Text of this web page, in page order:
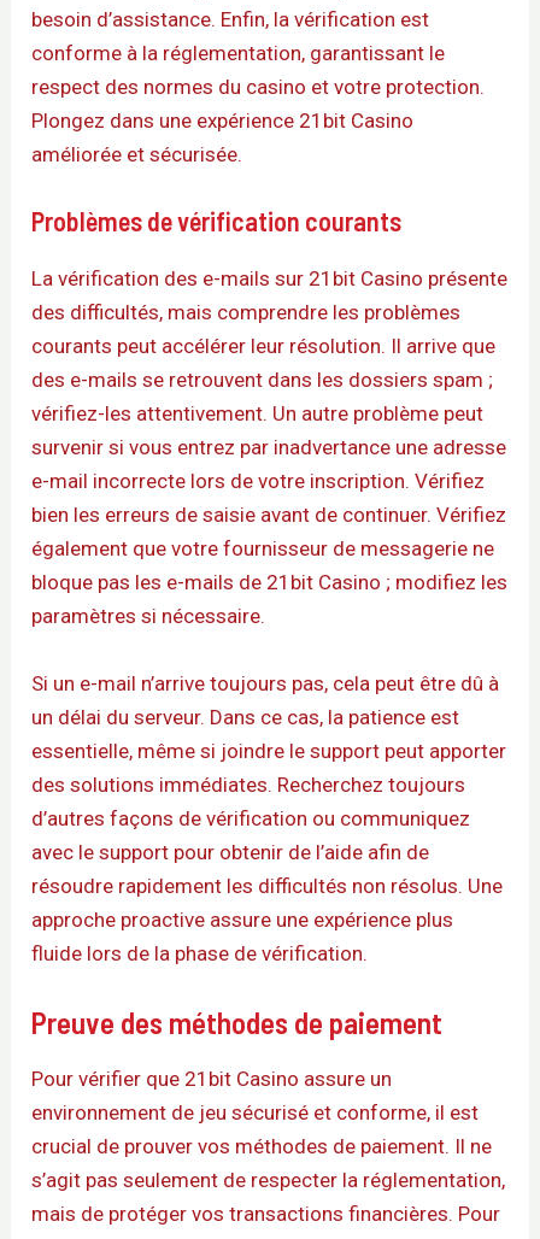
besoin d’assistance. Enfin, la vérification est
conforme à la réglementation, garantissant le
respect des normes du casino et votre protection.
Plongez dans une expérience 21bit Casino
améliorée et sécurisée.
Problèmes de vérification courants
La vérification des e-mails sur 21bit Casino présente
des difficultés, mais comprendre les problèmes
courants peut accélérer leur résolution. Il arrive que
des e-mails se retrouvent dans les dossiers spam ;
vérifiez-les attentivement. Un autre problème peut
survenir si vous entrez par inadvertance une adresse
e-mail incorrecte lors de votre inscription. Vérifiez
bien les erreurs de saisie avant de continuer. Vérifiez
également que votre fournisseur de messagerie ne
bloque pas les e-mails de 21bit Casino ; modifiez les
paramètres si nécessaire.
Si un e-mail n’arrive toujours pas, cela peut être dû à
un délai du serveur. Dans ce cas, la patience est
essentielle, même si joindre le support peut apporter
des solutions immédiates. Recherchez toujours
d’autres façons de vérification ou communiquez
avec le support pour obtenir de l’aide afin de
résoudre rapidement les difficultés non résolus. Une
approche proactive assure une expérience plus
fluide lors de la phase de vérification.
Preuve des méthodes de paiement
Pour vérifier que 21bit Casino assure un
environnement de jeu sécurisé et conforme, il est
crucial de prouver vos méthodes de paiement. Il ne
s’agit pas seulement de respecter la réglementation,
mais de protéger vos transactions financières. Pour